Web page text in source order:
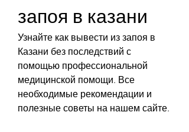
запоя в казани
Узнайте как вывести из запоя в
Казани без последствий с
помощью профессиональной
медицинской помощи. Все
необходимые рекомендации и
полезные советы на нашем сайте.